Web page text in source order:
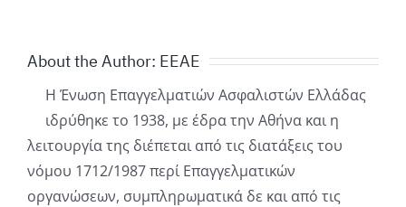
About the Author: ΕΕΑΕ
Η Ένωση Επαγγελματιών Ασφαλιστών Ελλάδας
ιδρύθηκε το 1938, με έδρα την Αθήνα και η
λειτουργία της διέπεται από τις διατάξεις του
νόμου 1712/1987 περί Επαγγελματικών
οργανώσεων, συμπληρωματικά δε και από τις